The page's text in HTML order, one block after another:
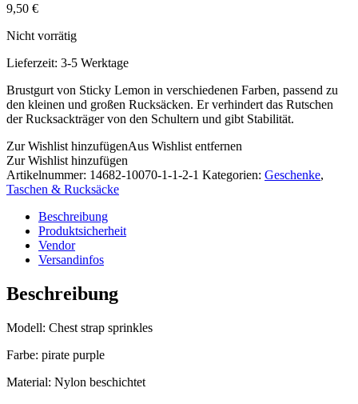
9,50 €
Nicht vorrätig
Lieferzeit: 3-5 Werktage
Brustgurt von Sticky Lemon in verschiedenen Farben, passend zu
den kleinen und großen Rucksäcken. Er verhindert das Rutschen
der Rucksackträger von den Schultern und gibt Stabilität.
Zur Wishlist hinzufügenAus Wishlist entfernen
Zur Wishlist hinzufügen
Artikelnummer: 14682-10070-1-1-2-1 Kategorien: Geschenke,
Taschen & Rucksäcke
Beschreibung
Produktsicherheit
Vendor
Versandinfos
Beschreibung
Modell: Chest strap sprinkles
Farbe: pirate purple
Material: Nylon beschichtet